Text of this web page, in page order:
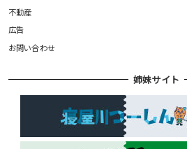
不動産
広告
お問い合わせ
姉妹サイト